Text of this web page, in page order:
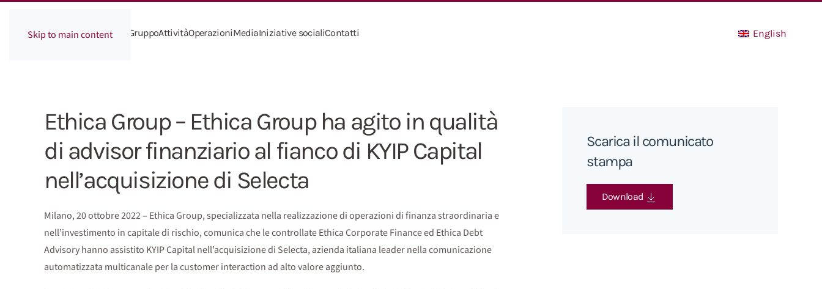
Skip to main content Il GruppoAttivitàOperazioniMediaIniziative socialiContatti English
Ethica Group – Ethica Group ha agito in qualità
di advisor finanziario al fianco di KYIP Capital
nell’acquisizione di Selecta
Milano, 20 ottobre 2022 – Ethica Group, specializzata nella realizzazione di operazioni di finanza straordinaria e
nell’investimento in capitale di rischio, comunica che le controllate Ethica Corporate Finance ed Ethica Debt
Advisory hanno assistito KYIP Capital nell’acquisizione di Selecta, azienda italiana leader nella comunicazione
automatizzata multicanale per la customer interaction ad alto valore aggiunto.
Scarica il comunicato
stampa
Download